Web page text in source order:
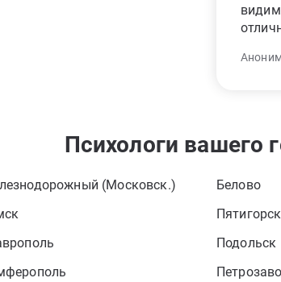
Психологи вашего
(Московск.) Белово
Пятигорск
Подольск